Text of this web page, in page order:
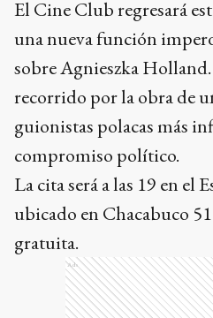
El Cine Club regresará
una nueva función
sobre Agnieszka Holland.
recorrido por la obra de
guionistas polacas más
compromiso político.
La cita será a las 19 en
ubicado en Chacabuco
gratuita.
Ads